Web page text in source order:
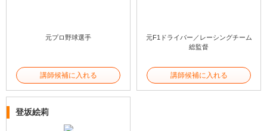
元プロ野球選手
講師候補に入れる
元F1ドライバー／レーシングチーム
総監督
講師候補に入れる
登坂絵莉